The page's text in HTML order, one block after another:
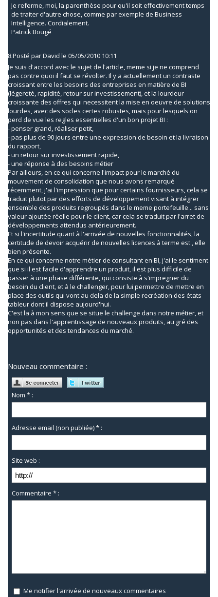
Je referme, moi, la parenthèse pour qu'il soit effectivement temps
de traiter d'autre chose, comme par exemple de Business
Intelligence. Cordialement.
Patrick Bougé
8.Posté parDavid le 05/05/2010 10:11
Je suis d'accord avec le sujet de l'article, meme si je ne comprend
pas contre quoi il faut se révolter. Il y a actuellement un contraste
croissant entre les besoins des entreprises en matière de BI
(légereté, rapidité, retour sur investissement), et la lourdeur
croissante des offres qui necessitent la mise en oeuvre de solutions
lourdes, avec des socles certes robustes, mais pour lesquels on
perd de vue les regles essentielles d'un bon projet BI :
- penser grand, réaliser petit,
- pas plus de 90 jours entre une expression de besoin et la livraison
du rapport,
- un retour sur investissement rapide,
- une réponse à des besoins métier
Par ailleurs, en ce qui concerne l'impact pour le marché du
mouvement de consolidation que nous avons remarqué
récemment, j'ai l'impression que pour certains fournisseurs, cela se
traduit plutot par des efforts de développement visant à intégrer
ensemble des produits regroupés dans le meme portefeuille... sans
valeur ajoutée réelle pour le client, car cela se traduit par l'arret de
développements attendus antérieurement.
Et si l'incertitude quant à l'arrivée de nouvelles fonctionnalités, la
certitude de devoir acquérir de nouvelles licences à terme est , elle
bien présente.
En ce qui concerne notre métier de consultant en BI, j'ai le sentiment
que si il est facile d'apprendre un produit, il est plus difficile de
passer à une phase différente, qui consiste à s'impregner du
besoin du client, et à le challenger, pour lui permettre de mettre en
place des outils qui vont au dela de la simple recréation des états
tableur dont il dispose aujourd'hui.
C'est la à mon sens que se situe le challenge dans notre métier, et
non pas dans l'apprentissage de nouveaux produits, au gré des
opportunités et des tendances du marché.
Nouveau commentaire :
Nom * :
Adresse email (non publiée) * :
Site web :
Commentaire * :
Me notifier l'arrivée de nouveaux commentaires